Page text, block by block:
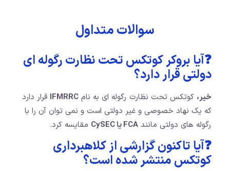
سوالات متداول
❓آیا بروکر کوتکس تحت نظارت رگوله ای
دولتی قرار دارد؟
خیر، کوتکس تحت نظارت رگوله ای به نام IFMRRC قرار دارد
که یک نهاد خصوصی و غیر دولتی است و نمی توان آن را با
رگوله های دولتی مانند FCA یا CySEC مقایسه کرد.
❓آیا تاکنون گزارشی از کلاهبرداری
کوتکس منتشر شده است؟